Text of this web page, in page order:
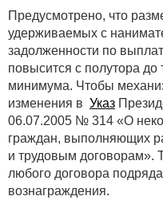
Предусмотрено, что
удерживаемых с
задолженности по
повысится с полутора
минимума. Чтобы
изменения в Указ
06.07.2005 № 314 «О
граждан, выполняющих
и трудовым договорам».
любого договора
вознаграждения.